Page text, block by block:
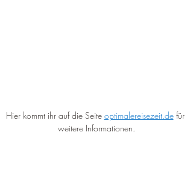
Hier kommt ihr auf die Seite optimalereisezeit.de für
weitere Informationen.